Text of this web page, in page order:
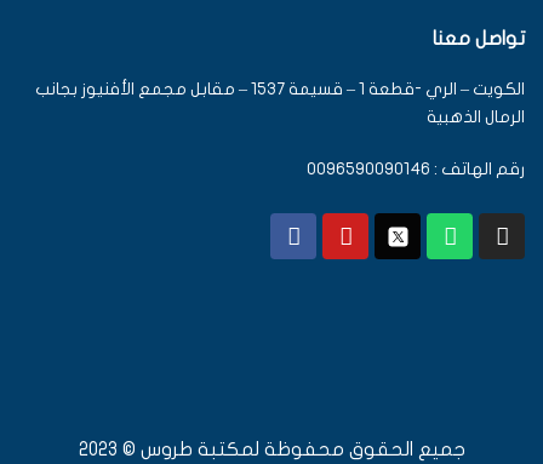
تواصل معنا
الكويت – الري -قطعة 1 – قسيمة 1537 – مقابل مجمع الأفنيوز بجانب
الرمال الذهبية
رقم الهاتف : 0096590090146
جميع الحقوق محفوظة لمكتبة طروس © 2023